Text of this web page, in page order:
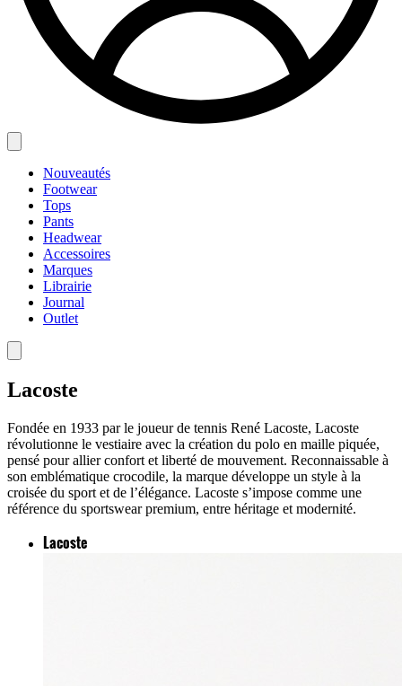
Nouveautés
Footwear
Tops
Pants
Headwear
Accessoires
Marques
Librairie
Journal
Outlet
Lacoste
Fondée en 1933 par le joueur de tennis René Lacoste, Lacoste
révolutionne le vestiaire avec la création du polo en maille piquée,
pensé pour allier confort et liberté de mouvement. Reconnaissable à
son emblématique crocodile, la marque développe un style à la
croisée du sport et de l’élégance. Lacoste s’impose comme une
référence du sportswear premium, entre héritage et modernité.
Lacoste